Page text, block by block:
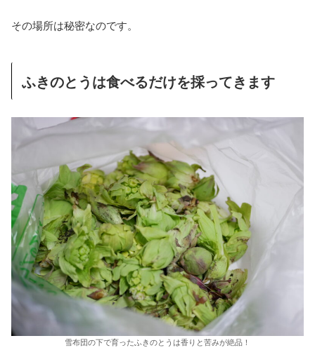
その場所は秘密なのです。
ふきのとうは食べるだけを採ってきます
雪布団の下で育ったふきのとうは香りと苦みが絶品！